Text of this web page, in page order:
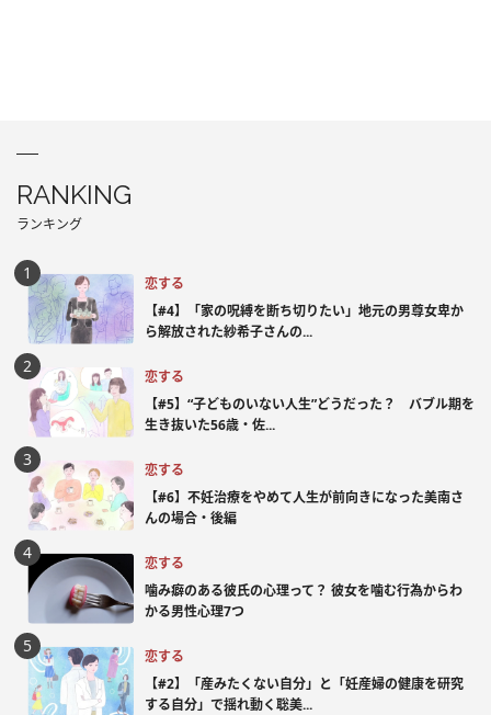
RANKING
ランキング
恋する
【#4】「家の呪縛を断ち切りたい」地元の男尊女卑か
ら解放された紗希子さんの...
恋する
【#5】“子どものいない人生”どうだった？ バブル期を
生き抜いた56歳・佐...
恋する
【#6】不妊治療をやめて人生が前向きになった美南さ
んの場合・後編
恋する
噛み癖のある彼氏の心理って？ 彼女を噛む行為からわ
かる男性心理7つ
恋する
【#2】「産みたくない自分」と「妊産婦の健康を研究
する自分」で揺れ動く聡美...